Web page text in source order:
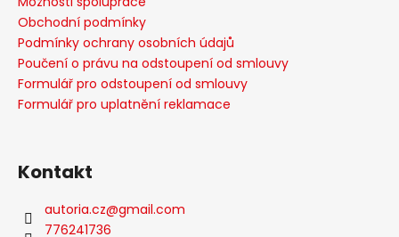
Obchodní podmínky
Podmínky ochrany osobních údajů
Poučení o právu na odstoupení od smlouvy
Formulář pro odstoupení od smlouvy
Formulář pro uplatnění reklamace
Kontakt
autoria.cz@gmail.com
776241736